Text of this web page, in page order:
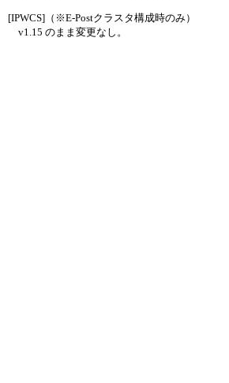
[IPWCS]（※E-Postクラスタ構成時のみ）
v1.15 のまま変更なし。